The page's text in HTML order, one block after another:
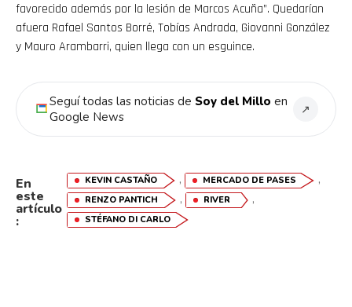
favorecido además por la lesión de Marcos Acuña”. Quedarían
afuera Rafael Santos Borré, Tobías Andrada, Giovanni González
y Mauro Arambarri, quien llega con un esguince.
Seguí todas las noticias de Soy del Millo en
Google News
↗
En
este
artículo
:
KEVIN CASTAÑO , MERCADO DE PASES ,
RENZO PANTICH , RIVER ,
STÉFANO DI CARLO